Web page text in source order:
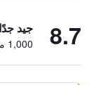
8.7 جيد جدًا
1,000 من التقييمات تم التحقق منها